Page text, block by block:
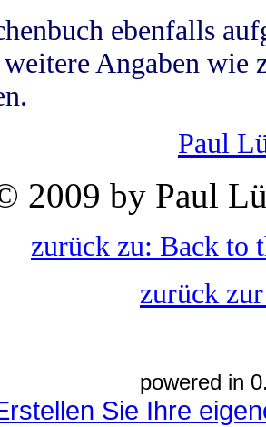
ebenfalls
Angaben wie
Paul
2009 by Paul
zurück zu: Back to
zurück
powered in
Sie Ihre